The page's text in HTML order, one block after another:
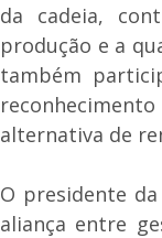
da cadeia,
produção e a
também
alternativa de
O presidente da
aliança entre